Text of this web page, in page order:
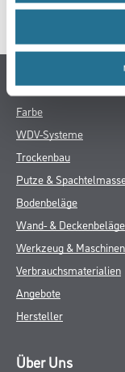
Online-Shop
Farbe
WDV-Systeme
Trockenbau
Putze &
Bodenbeläge
Wand- & Deckenbeläge
Werkzeug & Maschinen
Verbrauchsmaterialien
Angebote
Hersteller
Über Uns